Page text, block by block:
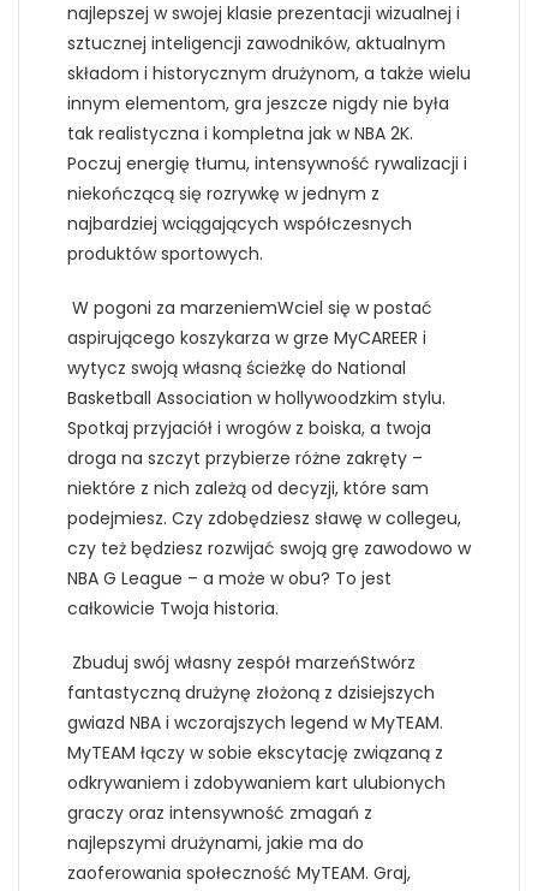
najlepszej w swojej klasie prezentacji wizualnej i
sztucznej inteligencji zawodników, aktualnym
składom i historycznym drużynom, a także wielu
innym elementom, gra jeszcze nigdy nie była
tak realistyczna i kompletna jak w NBA 2K.
Poczuj energię tłumu, intensywność rywalizacji i
niekończącą się rozrywkę w jednym z
najbardziej wciągających współczesnych
produktów sportowych.
W pogoni za marzeniemWciel się w postać
aspirującego koszykarza w grze MyCAREER i
wytycz swoją własną ścieżkę do National
Basketball Association w hollywoodzkim stylu.
Spotkaj przyjaciół i wrogów z boiska, a twoja
droga na szczyt przybierze różne zakręty –
niektóre z nich zależą od decyzji, które sam
podejmiesz. Czy zdobędziesz sławę w collegeu,
czy też będziesz rozwijać swoją grę zawodowo w
NBA G League – a może w obu? To jest
całkowicie Twoja historia.
Zbuduj swój własny zespół marzeńStwórz
fantastyczną drużynę złożoną z dzisiejszych
gwiazd NBA i wczorajszych legend w MyTEAM.
MyTEAM łączy w sobie ekscytację związaną z
odkrywaniem i zdobywaniem kart ulubionych
graczy oraz intensywność zmagań z
najlepszymi drużynami, jakie ma do
zaoferowania społeczność MyTEAM. Graj,